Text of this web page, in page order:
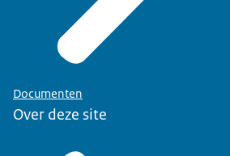
Documenten
Over deze site